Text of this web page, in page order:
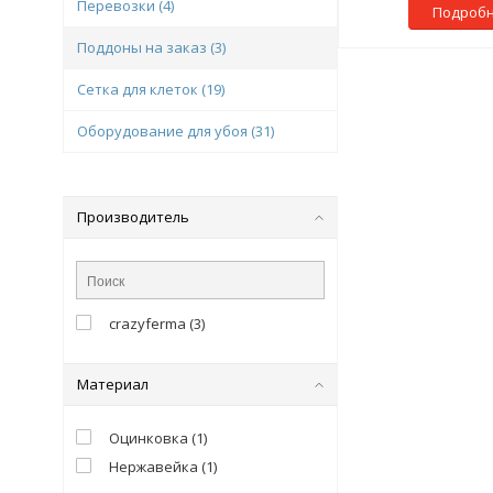
Перевозки (4)
Поддоны на заказ (3)
Сетка для клеток (19)
Оборудование для убоя (31)
Производитель
crazyferma (3)
Материал
Оцинковка (1)
Нержавейка (1)